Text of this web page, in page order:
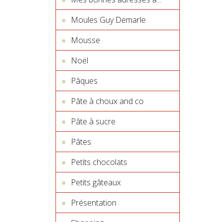
Moules Guy Demarle
Mousse
Noël
Pâques
Pâte à choux and co
Pâte à sucre
Pâtes
Petits chocolats
Petits gâteaux
Présentation